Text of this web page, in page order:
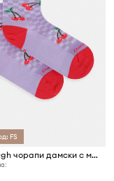
FS
Darn Tough чорапи дамски с мериносова вълна